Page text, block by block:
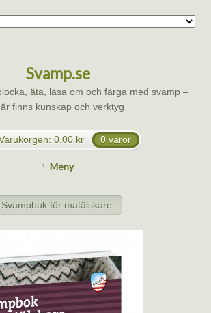
Svamp.se
äta, läsa om och färga med svamp –
finns kunskap och verktyg
0.00 kr 0 varor
Meny
Svampbok för matälskare